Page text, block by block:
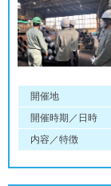
開催地
開催時期／日時
内容／特徴